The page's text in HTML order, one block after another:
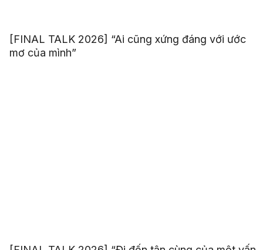
[FINAL TALK 2026] “Ai cũng xứng đáng với ước
mơ của mình”